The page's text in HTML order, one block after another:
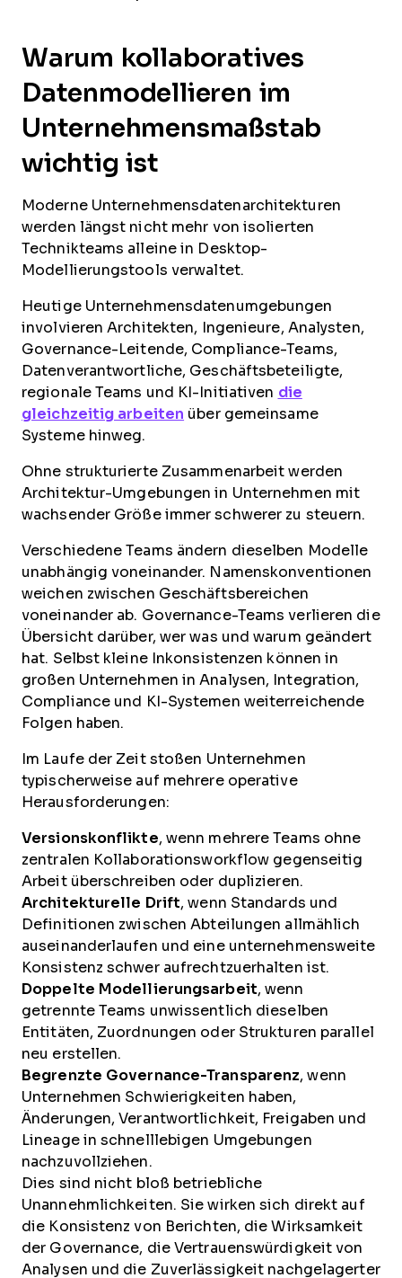
Warum kollaboratives
Datenmodellieren im
Unternehmensmaßstab
wichtig ist
Moderne Unternehmensdatenarchitekturen
werden längst nicht mehr von isolierten
Technikteams alleine in Desktop-
Modellierungstools verwaltet.
Heutige Unternehmensdatenumgebungen
involvieren Architekten, Ingenieure, Analysten,
Governance-Leitende, Compliance-Teams,
Datenverantwortliche, Geschäftsbeteiligte,
regionale Teams und KI-Initiativen die
gleichzeitig arbeiten über gemeinsame
Systeme hinweg.
Ohne strukturierte Zusammenarbeit werden
Architektur-Umgebungen in Unternehmen mit
wachsender Größe immer schwerer zu steuern.
Verschiedene Teams ändern dieselben Modelle
unabhängig voneinander. Namenskonventionen
weichen zwischen Geschäftsbereichen
voneinander ab. Governance-Teams verlieren die
Übersicht darüber, wer was und warum geändert
hat. Selbst kleine Inkonsistenzen können in
großen Unternehmen in Analysen, Integration,
Compliance und KI-Systemen weiterreichende
Folgen haben.
Im Laufe der Zeit stoßen Unternehmen
typischerweise auf mehrere operative
Herausforderungen:
Versionskonflikte, wenn mehrere Teams ohne
zentralen Kollaborationsworkflow gegenseitig
Arbeit überschreiben oder duplizieren.
Architekturelle Drift, wenn Standards und
Definitionen zwischen Abteilungen allmählich
auseinanderlaufen und eine unternehmensweite
Konsistenz schwer aufrechtzuerhalten ist.
Doppelte Modellierungsarbeit, wenn
getrennte Teams unwissentlich dieselben
Entitäten, Zuordnungen oder Strukturen parallel
neu erstellen.
Begrenzte Governance-Transparenz, wenn
Unternehmen Schwierigkeiten haben,
Änderungen, Verantwortlichkeit, Freigaben und
Lineage in schnelllebigen Umgebungen
nachzuvollziehen.
Dies sind nicht bloß betriebliche
Unannehmlichkeiten. Sie wirken sich direkt auf
die Konsistenz von Berichten, die Wirksamkeit
der Governance, die Vertrauenswürdigkeit von
Analysen und die Zuverlässigkeit nachgelagerter